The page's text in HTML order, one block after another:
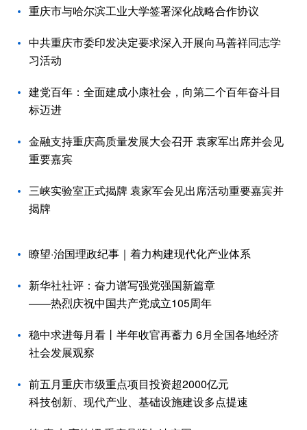
重庆市与哈尔滨工业大学签署深化战略合作协议
中共重庆市委印发决定要求深入开展向马善祥同志学
习活动
建党百年：全面建成小康社会，向第二个百年奋斗目
标迈进
金融支持重庆高质量发展大会召开 袁家军出席并会见
重要嘉宾
三峡实验室正式揭牌 袁家军会见出席活动重要嘉宾并
揭牌
瞭望·治国理政纪事｜着力构建现代化产业体系
新华社社评：奋力谱写强党强国新篇章
——热烈庆祝中国共产党成立105周年
稳中求进每月看丨半年收官再蓄力 6月全国各地经济
社会发展观察
前五月重庆市级重点项目投资超2000亿元
科技创新、现代产业、基础设施建设多点提速